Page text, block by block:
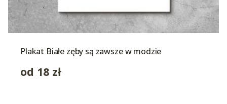
Plakat Białe zęby są zawsze w modzie
od 18 zł